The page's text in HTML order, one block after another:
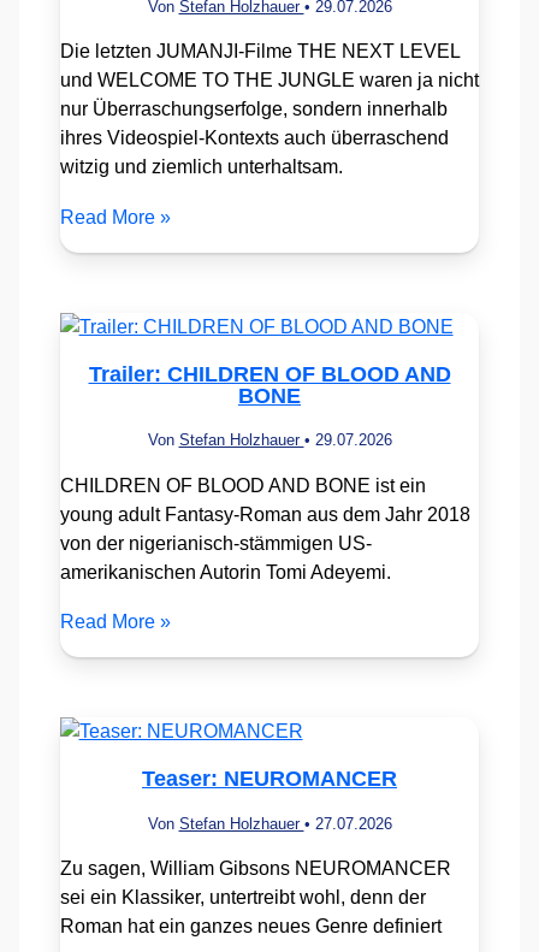
Von Stefan Holzhauer • 29.07.2026
Die letzten JUMANJI-Filme THE NEXT LEVEL
und WELCOME TO THE JUNGLE waren ja nicht
nur Überraschungserfolge, sondern innerhalb
ihres Videospiel-Kontexts auch überraschend
witzig und ziemlich unterhaltsam.
Read More »
Trailer: CHILDREN OF BLOOD AND
BONE
Von Stefan Holzhauer • 29.07.2026
CHILDREN OF BLOOD AND BONE ist ein
young adult Fantasy-Roman aus dem Jahr 2018
von der nigerianisch-stämmigen US-
amerikanischen Autorin Tomi Adeyemi.
Read More »
Teaser: NEUROMANCER
Von Stefan Holzhauer • 27.07.2026
Zu sagen, William Gibsons NEUROMANCER
sei ein Klassiker, untertreibt wohl, denn der
Roman hat ein ganzes neues Genre definiert